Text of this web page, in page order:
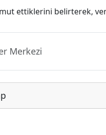
ettiklerini belirterek,
Merkezi